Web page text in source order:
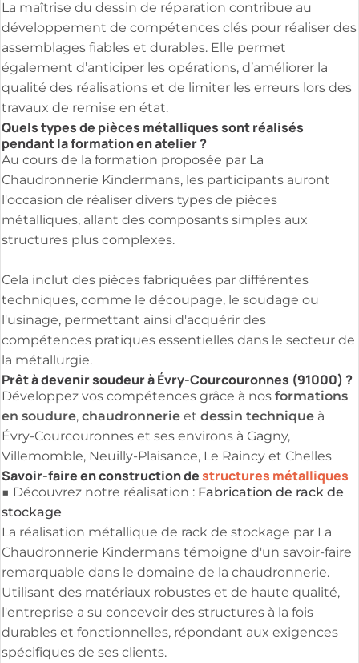
La maîtrise du dessin de réparation contribue au
développement de compétences clés pour réaliser des
assemblages fiables et durables. Elle permet
également d’anticiper les opérations, d’améliorer la
qualité des réalisations et de limiter les erreurs lors des
travaux de remise en état.
Quels types de pièces métalliques sont réalisés
pendant la formation en atelier ?
Au cours de la formation proposée par La
Chaudronnerie Kindermans, les participants auront
l'occasion de réaliser divers types de pièces
métalliques, allant des composants simples aux
structures plus complexes.
Cela inclut des pièces fabriquées par différentes
techniques, comme le découpage, le soudage ou
l'usinage, permettant ainsi d'acquérir des
compétences pratiques essentielles dans le secteur de
la métallurgie.
Prêt à devenir soudeur à Évry-Courcouronnes (91000) ?
Développez vos compétences grâce à nosformations
en soudure,chaudronnerieet dessin technique à
Évry-Courcouronnes et ses environs à Gagny,
Villemomble, Neuilly-Plaisance, Le Raincy et Chelles
Savoir-faire en construction destructures métalliques
■ Découvrez notre réalisation : Fabrication de rack de
stockage
La réalisation métallique de rack de stockage par La
Chaudronnerie Kindermans témoigne d'un savoir-faire
remarquable dans le domaine de la chaudronnerie.
Utilisant des matériaux robustes et de haute qualité,
l'entreprise a su concevoir des structures à la fois
durables et fonctionnelles, répondant aux exigences
spécifiques de ses clients.